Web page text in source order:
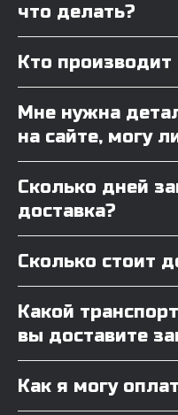
что делать?
Кто
Мне нужна
на сайте, могу
Сколько дней
доставка?
Сколько стоит
Какой
вы доставите
Как я могу